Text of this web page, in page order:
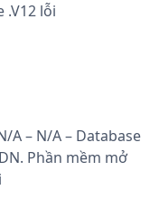
.V12 lỗi
A – N/A – Database
Phần mềm mở